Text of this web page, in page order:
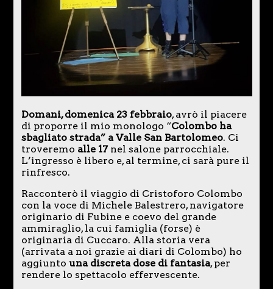
Domani, domenica 23 febbraio, avrò il piacere
di proporre il mio monologo “Colombo ha
sbagliato strada” a Valle San Bartolomeo. Ci
troveremo alle 17 nel salone parrocchiale.
L’ingresso è libero e, al termine, ci sarà pure il
rinfresco.
Racconterò il viaggio di Cristoforo Colombo
con la voce di Michele Balestrero, navigatore
originario di Fubine e coevo del grande
ammiraglio, la cui famiglia (forse) è
originaria di Cuccaro. Alla storia vera
(arrivata a noi grazie ai diari di Colombo) ho
aggiunto una discreta dose di fantasia, per
rendere lo spettacolo effervescente.